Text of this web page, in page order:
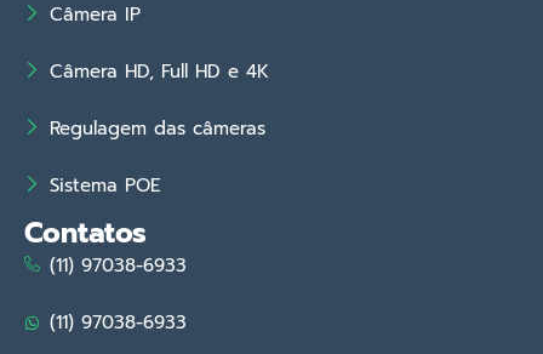
Câmera IP
Câmera HD, Full HD e 4K
Regulagem das câmeras
Sistema POE
Contatos
(11) 97038-6933
(11) 97038-6933